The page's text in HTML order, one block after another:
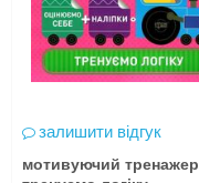
залишити відгук
мотивуючий тренажер